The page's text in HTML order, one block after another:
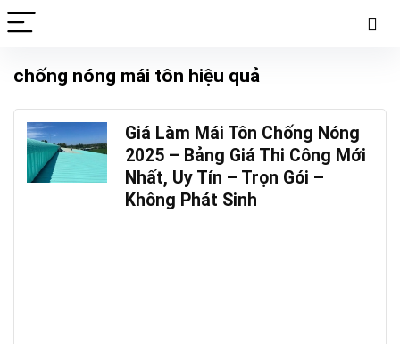
chống nóng mái tôn hiệu quả
Giá Làm Mái Tôn Chống Nóng
2025 – Bảng Giá Thi Công Mới
Nhất, Uy Tín – Trọn Gói –
Không Phát Sinh